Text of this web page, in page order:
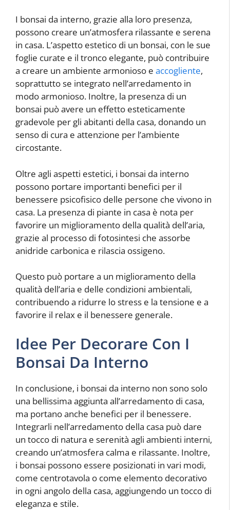
I bonsai da interno, grazie alla loro presenza,
possono creare un’atmosfera rilassante e serena
in casa. L’aspetto estetico di un bonsai, con le sue
foglie curate e il tronco elegante, può contribuire
a creare un ambiente armonioso e accogliente,
soprattutto se integrato nell’arredamento in
modo armonioso. Inoltre, la presenza di un
bonsai può avere un effetto esteticamente
gradevole per gli abitanti della casa, donando un
senso di cura e attenzione per l’ambiente
circostante.
Oltre agli aspetti estetici, i bonsai da interno
possono portare importanti benefici per il
benessere psicofisico delle persone che vivono in
casa. La presenza di piante in casa è nota per
favorire un miglioramento della qualità dell’aria,
grazie al processo di fotosintesi che assorbe
anidride carbonica e rilascia ossigeno.
Questo può portare a un miglioramento della
qualità dell’aria e delle condizioni ambientali,
contribuendo a ridurre lo stress e la tensione e a
favorire il relax e il benessere generale.
Idee Per Decorare Con I
Bonsai Da Interno
In conclusione, i bonsai da interno non sono solo
una bellissima aggiunta all’arredamento di casa,
ma portano anche benefici per il benessere.
Integrarli nell’arredamento della casa può dare
un tocco di natura e serenità agli ambienti interni,
creando un’atmosfera calma e rilassante. Inoltre,
i bonsai possono essere posizionati in vari modi,
come centrotavola o come elemento decorativo
in ogni angolo della casa, aggiungendo un tocco di
eleganza e stile.